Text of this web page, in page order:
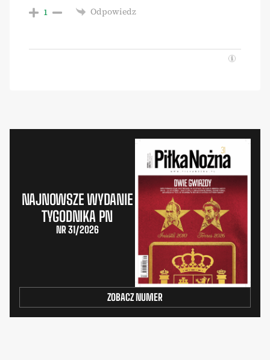
1 Odpowiedz
NAJNOWSZE WYDANIE
TYGODNIKA PN
NR 31/2026
ZOBACZ NUMER